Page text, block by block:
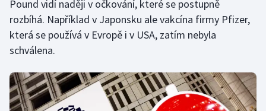
Lezení
Lyže a snowboard
Moderní pětiboj
Motorsport
Pound vidí naději v očkování, které se postupně
rozbíhá. Například v Japonsku ale vakcína firmy Pfizer,
která se používá v Evropě i v USA, zatím nebyla
schválena.